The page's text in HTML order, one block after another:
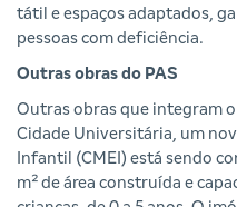
tátil e espaços adaptados,
pessoas com deficiência.
Outras obras do PAS
Outras obras que integram o
Cidade Universitária, um
Infantil (CMEI) está sendo
m² de área construída e